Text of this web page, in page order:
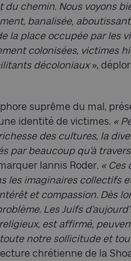
chemin. Nous voyons
banalisée,
la place occupée par les
colonisées, victimes
décoloniaux»,
suprême du mal,
identité de victimes. «
des cultures, la
par beaucoup qu’à
Iannis Roder. « Ces
les imaginaires collectifs
et compassion. Dès
Les Juifs
est affirmé,
notre sollicitude et
chrétienne de la